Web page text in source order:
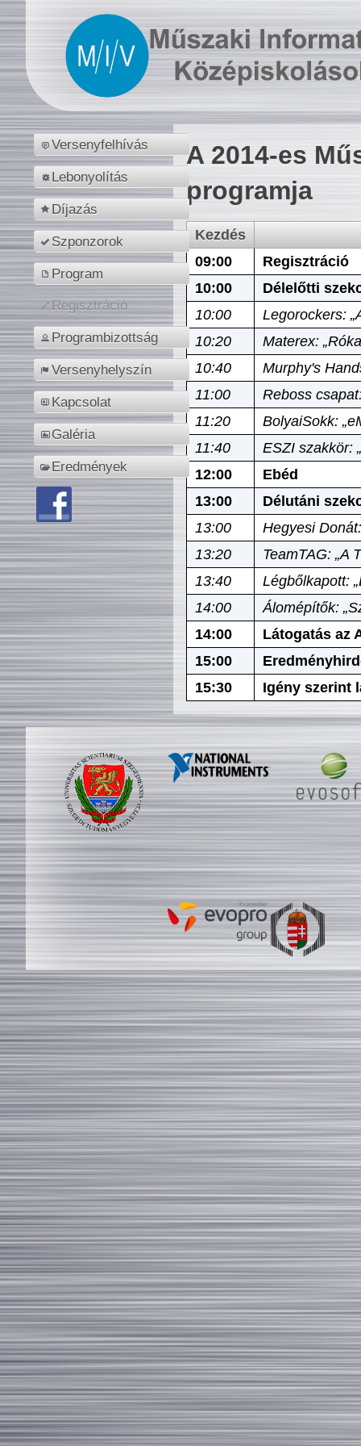
Versenyfelhívás
Lebonyolítás
Díjazás
Szponzorok
Program
Regisztráció
Programbizottság
Versenyhelyszín
Kapcsolat
Galéria
Eredmények
A 2014-es
programja
Kezdés
09:00
Regisztráció
10:00
Délelőtti
10:00
Legorockers:
10:20
Materex:
10:40
Murphy's
11:00
Reboss
11:20
BolyaiSokk:
11:40
ESZI szakkör:
12:00
Ebéd
13:00
Délutáni
13:00
Hegyesi
13:20
TeamTAG: „A
13:40
Légbőlkapott:
14:00
Álomépítők:
14:00
Látogatás az
15:00
15:30
Igény szerint